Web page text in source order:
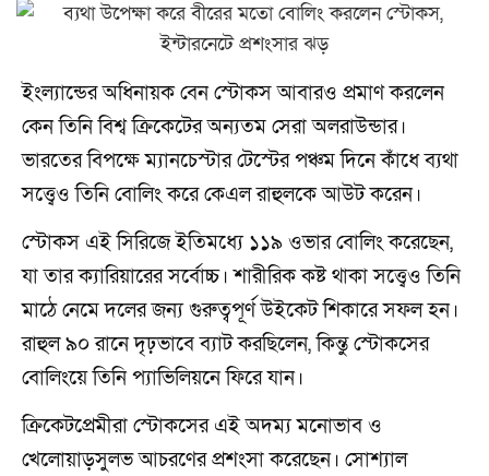
ইংল্যান্ডের অধিনায়ক বেন স্টোকস আবারও প্রমাণ করলেন
কেন তিনি বিশ্ব ক্রিকেটের অন্যতম সেরা অলরাউন্ডার।
ভারতের বিপক্ষে ম্যানচেস্টার টেস্টের পঞ্চম দিনে কাঁধে ব্যথা
সত্ত্বেও তিনি বোলিং করে কেএল রাহুলকে আউট করেন।
স্টোকস এই সিরিজে ইতিমধ্যে ১১৯ ওভার বোলিং করেছেন,
যা তার ক্যারিয়ারের সর্বোচ্চ। শারীরিক কষ্ট থাকা সত্ত্বেও তিনি
মাঠে নেমে দলের জন্য গুরুত্বপূর্ণ উইকেট শিকারে সফল হন।
রাহুল ৯০ রানে দৃঢ়ভাবে ব্যাট করছিলেন, কিন্তু স্টোকসের
বোলিংয়ে তিনি প্যাভিলিয়নে ফিরে যান।
ক্রিকেটপ্রেমীরা স্টোকসের এই অদম্য মনোভাব ও
খেলোয়াড়সুলভ আচরণের প্রশংসা করেছেন। সোশ্যাল